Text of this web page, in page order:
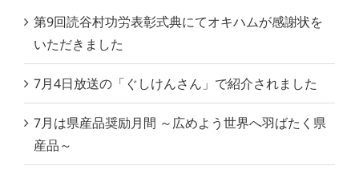
第9回読谷村功労表彰式典にてオキハムが感謝状を
いただきました
7月4日放送の「ぐしけんさん」で紹介されました
7月は県産品奨励月間 ～広めよう世界へ羽ばたく県
産品～